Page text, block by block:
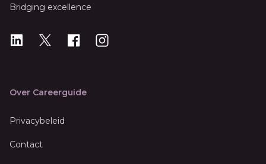
Bridging excellence
LinkedIn
X Instagram
Over Careerguide
Privacybeleid
Contact